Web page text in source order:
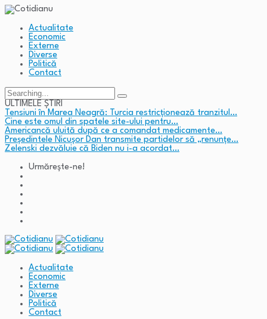
Actualitate
Economic
Externe
Diverse
Politică
Contact
Search
for:
ULTIMELE ȘTIRI
Tensiuni în Marea Neagră: Turcia restricționează tranzitul…
Cine este omul din spatele site-ului pentru…
Americancă uluită după ce a comandat medicamente…
Președintele Nicușor Dan transmite partidelor să „renunțe…
Zelenski dezvăluie că Biden nu i-a acordat…
Urmărește-ne!
Actualitate
Economic
Externe
Diverse
Politică
Contact